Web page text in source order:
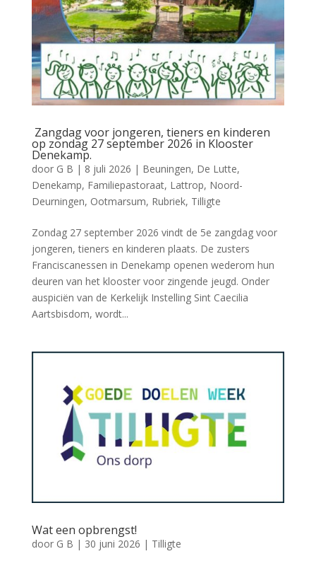
Zangdag voor jongeren, tieners en kinderen
op zondag 27 september 2026 in Klooster
Denekamp.
door G B | 8 juli 2026 | Beuningen, De Lutte,
Denekamp, Familiepastoraat, Lattrop, Noord-
Deurningen, Ootmarsum, Rubriek, Tilligte
Zondag 27 september 2026 vindt de 5e zangdag voor
jongeren, tieners en kinderen plaats. De zusters
Franciscanessen in Denekamp openen wederom hun
deuren van het klooster voor zingende jeugd. Onder
auspiciën van de Kerkelijk Instelling Sint Caecilia
Aartsbisdom, wordt...
Wat een opbrengst!
door G B | 30 juni 2026 | Tilligte